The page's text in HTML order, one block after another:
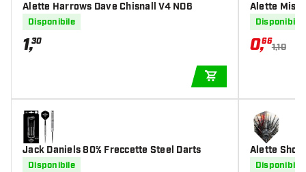
Alette Harrows Dave Chisnall V4 NO6
Disponibile
1,30
Jack Daniels 80% Freccette Steel Darts
Disponibile
Alette
Disponibile
0,66
1,10
Alette Shot
Disponibile